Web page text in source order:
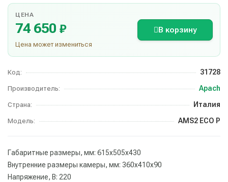
ЦЕНА
74 650₽
Цена может измениться
В корзину
Код: 31728
Производитель: Apach
Страна: Италия
Модель: AMS2 ECO P
Габаритные размеры, мм: 615х505х430
Внутренние размеры камеры, мм: 360х410х90
Напряжение, В: 220